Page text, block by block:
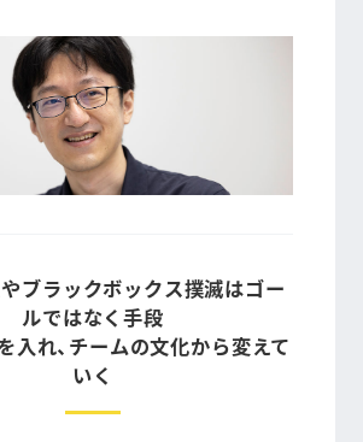
ブラックボックス撲滅はゴー
ルではなく手段
入れ、チームの文化から変えて
いく